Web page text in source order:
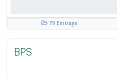
79 Einträge
BPS